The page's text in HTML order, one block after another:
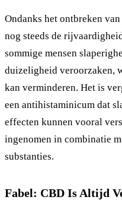
Ondanks het ontbreken
nog steeds de
sommige mensen
duizeligheid veroorzaken,
kan verminderen. Het is
een antihistaminicum dat
effecten kunnen vooral
ingenomen in combinatie
substanties.
Fabel: CBD Is Altijd